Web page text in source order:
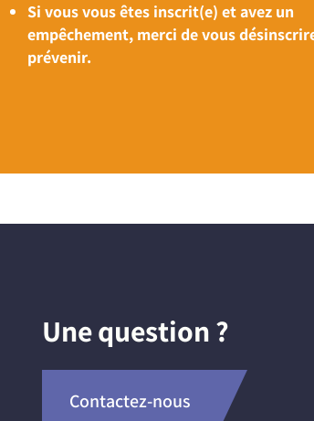
Si vous vous êtes inscrit(e) et avez un
empêchement, merci de vous
prévenir.
Une question ?
Contactez-nous